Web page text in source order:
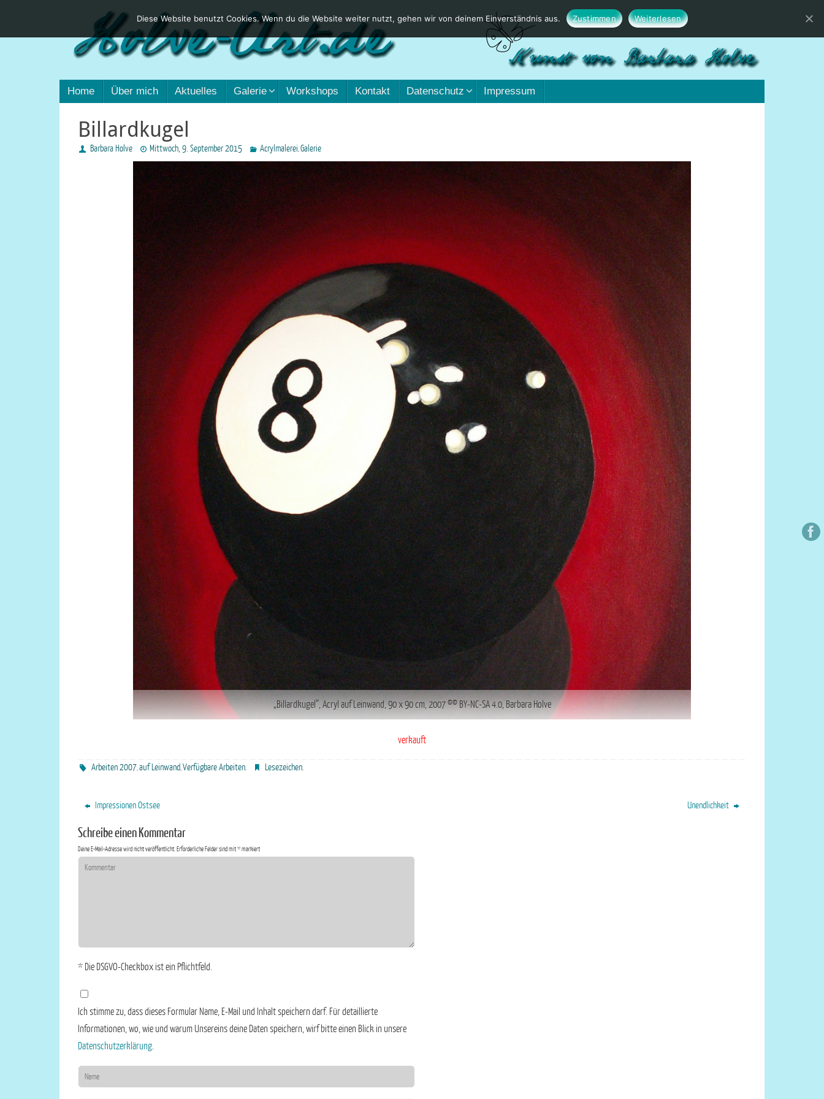
Home Über mich Aktuelles Galerie Workshops Kontakt Datenschutz Impressum
Billardkugel
Barbara Holve Mittwoch, 9. September 2015 Acrylmalerei,Galerie
„Billardkugel“, Acryl auf Leinwand, 90 x 90 cm, 2007 ©© BY-NC-SA 4.0, Barbara Holve
verkauft
Arbeiten 2007,auf Leinwand,Verfügbare Arbeiten. Lesezeichen.
Impressionen Ostsee Unendlichkeit
Schreibe einen Kommentar
Deine E-Mail-Adresse wird nicht veröffentlicht. Erforderliche Felder sind mit*markiert
* Die DSGVO-Checkbox ist ein Pflichtfeld.
Ich stimme zu, dass dieses Formular Name, E-Mail und Inhalt speichern darf. Für detaillierte
Informationen, wo, wie und warum Unsereins deine Daten speichern, wirf bitte einen Blick in unsere
Datenschutzerklärung.
Diese Website benutzt Cookies. Wenn du die Website weiter nutzt, gehen wir von deinem Einverständnis aus. Zustimmen Weiterlesen